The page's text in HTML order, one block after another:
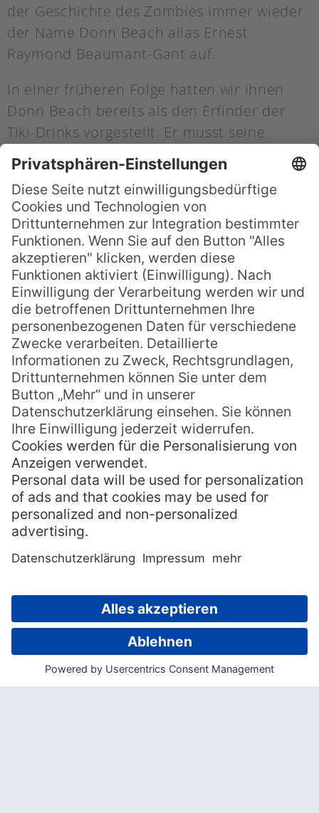
der Geschichte des Zombies immer wieder
der Name Donn Beach alias Ernest
Raymond Beaumant-Gant auf.
In einer früheren Folge hatten wir ihnen
Donn Beach bereits als den Erfinder der
Tiki-Drinks vorgestellt. Er musst seine
großen Rumvorräte irgendwie an den Mann
bringen, die er während der Prohibition in
den USA illegaler Weise angesammelt hatte.
Mit einem Schuss Exotik versehen schuf er
nicht nur bunte Cocktails, sondern auch
gleich die passende Restaurantkette dazu,
„Donn The Beachcomber“.
Über die Entstehung des Zombies wird
diese Geschichte kolportiert: Im Jahr 1934
tauchte ein verkaterter Freund in Donns
Bar auf. Dieser mixte ihm einen Drink mit
sehr hohem Alkoholgehalt, wovon der
Freund drei trank. Einige Tage später
erzählte der Freund, er habe sich danach
wie ein Zombie gefühlt. So war der Name
geboren.
Das Rezept für einen Zombie enthält immer
mindestens drei, gerne aber auch mal
sechs verschiedene Rumsorten und
dass der enorm hohe Alkoholgehalt kaum –
oder zu spät – bemerkt wird. Für alle, die
sich trotzdem trauen, hier das
Originalrezept von Donn Beach: